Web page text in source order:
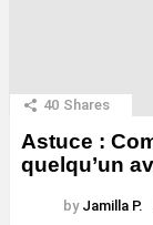
40 Shares
Astuce :
quelqu’un
by Jamilla P.